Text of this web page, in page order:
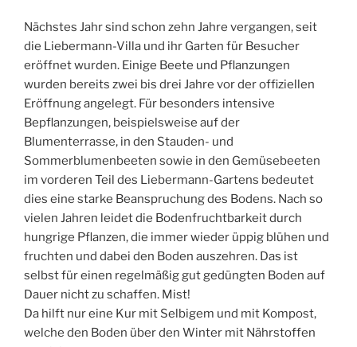
Nächstes Jahr sind schon zehn Jahre vergangen, seit
die Liebermann-Villa und ihr Garten für Besucher
eröffnet wurden. Einige Beete und Pflanzungen
wurden bereits zwei bis drei Jahre vor der offiziellen
Eröffnung angelegt. Für besonders intensive
Bepflanzungen, beispielsweise auf der
Blumenterrasse, in den Stauden- und
Sommerblumenbeeten sowie in den Gemüsebeeten
im vorderen Teil des Liebermann-Gartens bedeutet
dies eine starke Beanspruchung des Bodens. Nach so
vielen Jahren leidet die Bodenfruchtbarkeit durch
hungrige Pflanzen, die immer wieder üppig blühen und
fruchten und dabei den Boden auszehren. Das ist
selbst für einen regelmäßig gut gedüngten Boden auf
Dauer nicht zu schaffen. Mist!
Da hilft nur eine Kur mit Selbigem und mit Kompost,
welche den Boden über den Winter mit Nährstoffen